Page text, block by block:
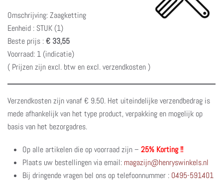
Omschrijving: Zaagketting
Eenheid : STUK (1)
Beste prijs :€ 33,55
Voorraad: 1 (indicatie)
( Prijzen zijn excl. btw en excl. verzendkosten )
Verzendkosten zijn vanaf € 9.50. Het uiteindelijke verzendbedrag is
mede afhankelijk van het type product, verpakking en mogelijk op
basis van het bezorgadres.
Op alle artikelen die op voorraad zijn – 25% Korting !!
Plaats uw bestellingen via email: magazijn@henryswinkels.nl
Bij dringende vragen bel ons op telefoonnummer : 0495-591401